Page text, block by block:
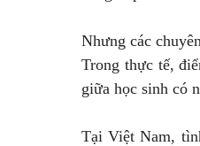
Nhưng các
Trong thực tế,
giữa học sinh có
Tại Việt Nam,